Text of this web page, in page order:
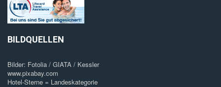
BILDQUELLEN
Bilder: Fotolia / GIATA / Kessler
www.pixabay.com
Hotel-Sterne = Landeskategorie